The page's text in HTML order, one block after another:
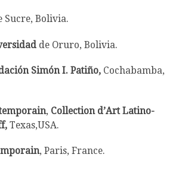
Sucre, Bolivia.
de Oruro, Bolivia.
Simón I. Patiño, Cochabamba,
, Collection d’Art Latino-
Texas,USA.
, Paris, France.